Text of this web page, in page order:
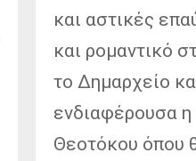
και αστικές
και ρομαντικό
το Δημαρχείο
ενδιαφέρουσα
Θεοτόκου όπου